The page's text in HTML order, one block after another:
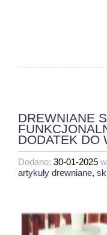
DREWNIANE
DODATEK DO
Dodano: 30-01-2025
artykuły drewniane,